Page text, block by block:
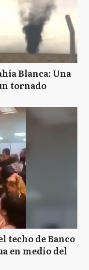
Blanca: Una
tornado
techo de Banco
en medio del